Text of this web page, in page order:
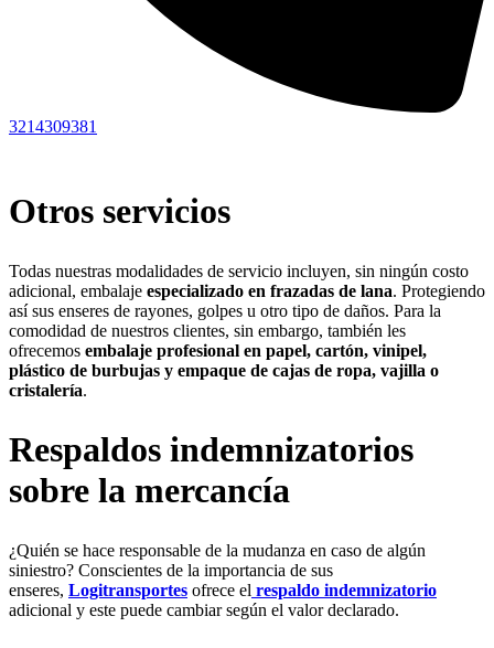
3214309381
Otros servicios
Todas nuestras modalidades de servicio incluyen, sin ningún costo
adicional, embalaje especializado en frazadas de lana. Protegiendo
así sus enseres de rayones, golpes u otro tipo de daños. Para la
comodidad de nuestros clientes, sin embargo, también les
ofrecemos embalaje profesional en papel, cartón, vinipel,
plástico de burbujas y empaque de cajas de ropa, vajilla o
cristalería.
Respaldos indemnizatorios
sobre la mercancía
¿Quién se hace responsable de la mudanza en caso de algún
siniestro? Conscientes de la importancia de sus
enseres, Logitransportes ofrece el respaldo indemnizatorio
adicional y este puede cambiar según el valor declarado.